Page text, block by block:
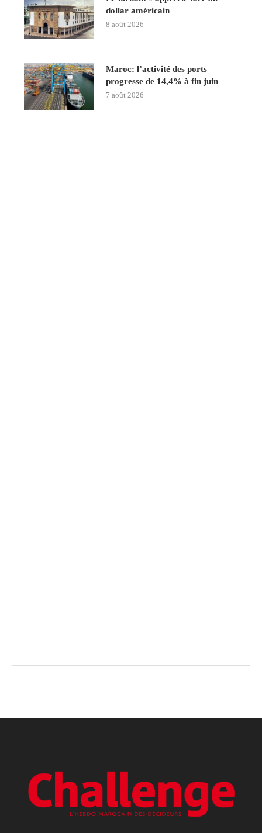
dollar américain
8 août 2026
Maroc: l’activité des ports
progresse de 14,4% à fin juin
7 août 2026